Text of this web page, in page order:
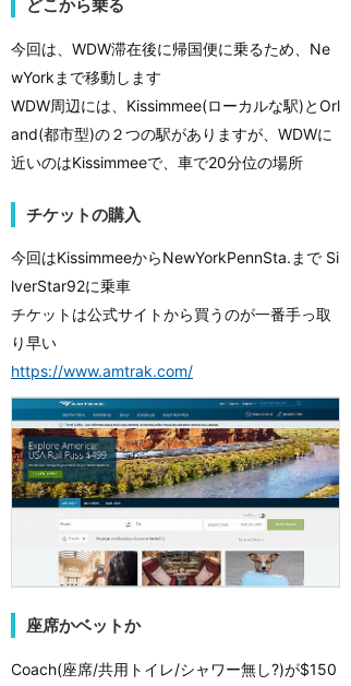
どこから乗る
今回は、WDW滞在後に帰国便に乗るため、Ne
wYorkまで移動します
WDW周辺には、Kissimmee(ローカルな駅)とOrl
and(都市型)の２つの駅がありますが、WDWに
近いのはKissimmeeで、車で20分位の場所
チケットの購入
今回はKissimmeeからNewYorkPennSta.まで Si
lverStar92に乗車
チケットは公式サイトから買うのが一番手っ取
り早い
https://www.amtrak.com/
座席かベットか
Coach(座席/共用トイレ/シャワー無し?)が$150